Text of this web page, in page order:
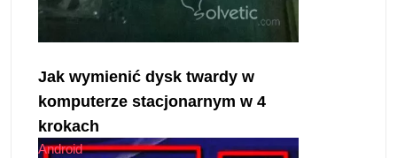
Jak wymienić dysk twardy w
komputerze stacjonarnym w 4
krokach
Android